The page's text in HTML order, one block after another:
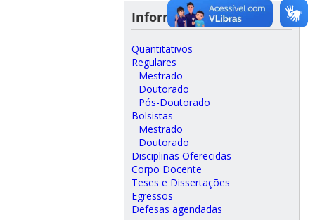
Informações do Curso
Quantitativos
Regulares
Mestrado
Doutorado
Pós-Doutorado
Bolsistas
Mestrado
Doutorado
Disciplinas Oferecidas
Corpo Docente
Teses e Dissertações
Egressos
Defesas agendadas